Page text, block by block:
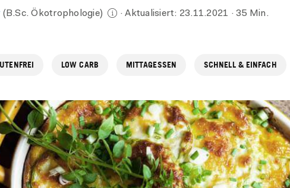
(B.Sc. Ökotrophologie) · Aktualisiert: 23.11.2021 · 35 Min.
LOW CARB MITTAGESSEN SCHNELL & EINFACH